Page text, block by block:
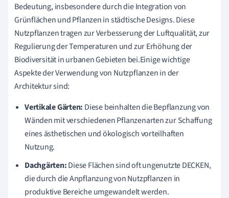
Bedeutung, insbesondere durch die Integration von
Grünflächen und Pflanzen in städtische Designs. Diese
Nutzpflanzen tragen zur Verbesserung der Luftqualität, zur
Regulierung der Temperaturen und zur Erhöhung der
Biodiversität in urbanen Gebieten bei.Einige wichtige
Aspekte der Verwendung von Nutzpflanzen in der
Architektur sind:
Vertikale Gärten: Diese beinhalten die Bepflanzung von
Wänden mit verschiedenen Pflanzenarten zur Schaffung
eines ästhetischen und ökologisch vorteilhaften
Nutzung.
Dachgärten:Diese Flächen sind oft ungenutzte DECKEN,
die durch die Anpflanzung von Nutzpflanzen in
produktive Bereiche umgewandelt werden.